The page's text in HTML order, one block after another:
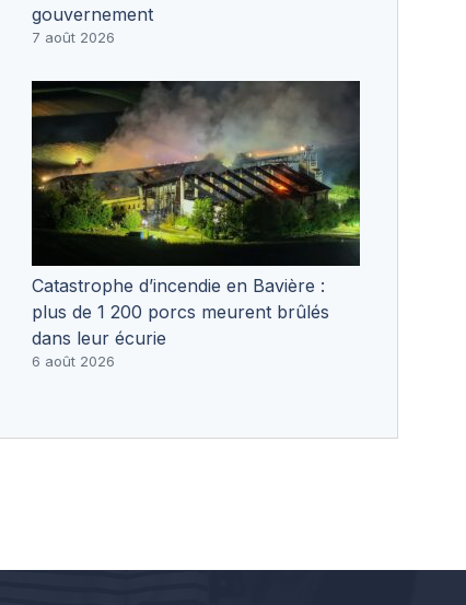
gouvernement
7 août 2026
Catastrophe d’incendie en Bavière :
plus de 1 200 porcs meurent brûlés
dans leur écurie
6 août 2026